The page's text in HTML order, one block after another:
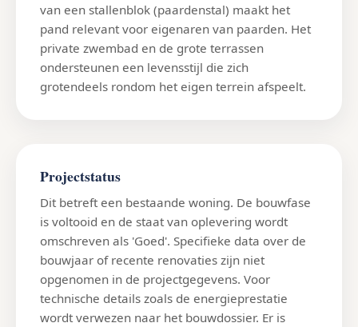
van een stallenblok (paardenstal) maakt het
pand relevant voor eigenaren van paarden. Het
private zwembad en de grote terrassen
ondersteunen een levensstijl die zich
grotendeels rondom het eigen terrein afspeelt.
Projectstatus
Dit betreft een bestaande woning. De bouwfase
is voltooid en de staat van oplevering wordt
omschreven als 'Goed'. Specifieke data over de
bouwjaar of recente renovaties zijn niet
opgenomen in de projectgegevens. Voor
technische details zoals de energieprestatie
wordt verwezen naar het bouwdossier. Er is